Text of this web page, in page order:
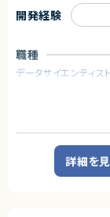
られる環境です。
アダルトコンテンツ有り
・コンテナ、CI/CD、
・インフラからバッ
■下記の言語を複数
【メンバー構成】
求めるスキル
【必須要件】
【歓迎要件】
・jQuery以外のjsフ
・Java, Scala, Go
職種
データサイエンティスト
テクノロジーを活用
【業務内容】
生成AIや大規模言
開発経験
詳細を